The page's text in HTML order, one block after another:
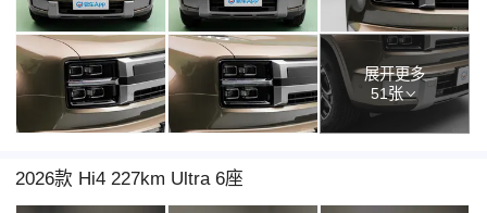
展开更多
51张
2026款 Hi4 227km Ultra 6座